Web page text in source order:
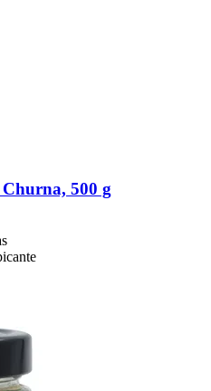
500 g